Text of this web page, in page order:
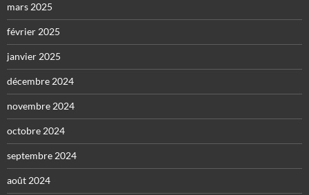
mars 2025
février 2025
janvier 2025
décembre 2024
novembre 2024
octobre 2024
septembre 2024
août 2024